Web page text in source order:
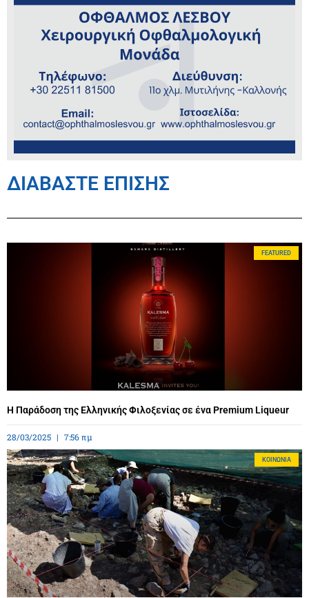
ΔΙΑΒΑΣΤΕ ΕΠΙΣΗΣ
FEATURED
Η Παράδοση της Ελληνικής Φιλοξενίας σε ένα Premium Liqueur
28/03/2025 7:56 πμ
ΚΟΙΝΩΝΊΑ